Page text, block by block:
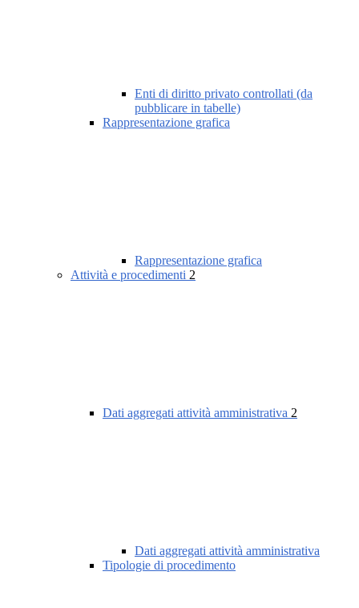
Enti di diritto privato controllati (da
pubblicare in tabelle)
Rappresentazione grafica
Rappresentazione grafica
Attività e procedimenti 2
Dati aggregati attività amministrativa 2
Dati aggregati attività amministrativa
Tipologie di procedimento